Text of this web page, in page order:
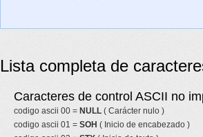
Lista completa de
Caracteres de control ASCII no
codigo ascii 00 = NULL ( Carácter nulo )
codigo ascii 01 = SOH ( Inicio de encabezado )